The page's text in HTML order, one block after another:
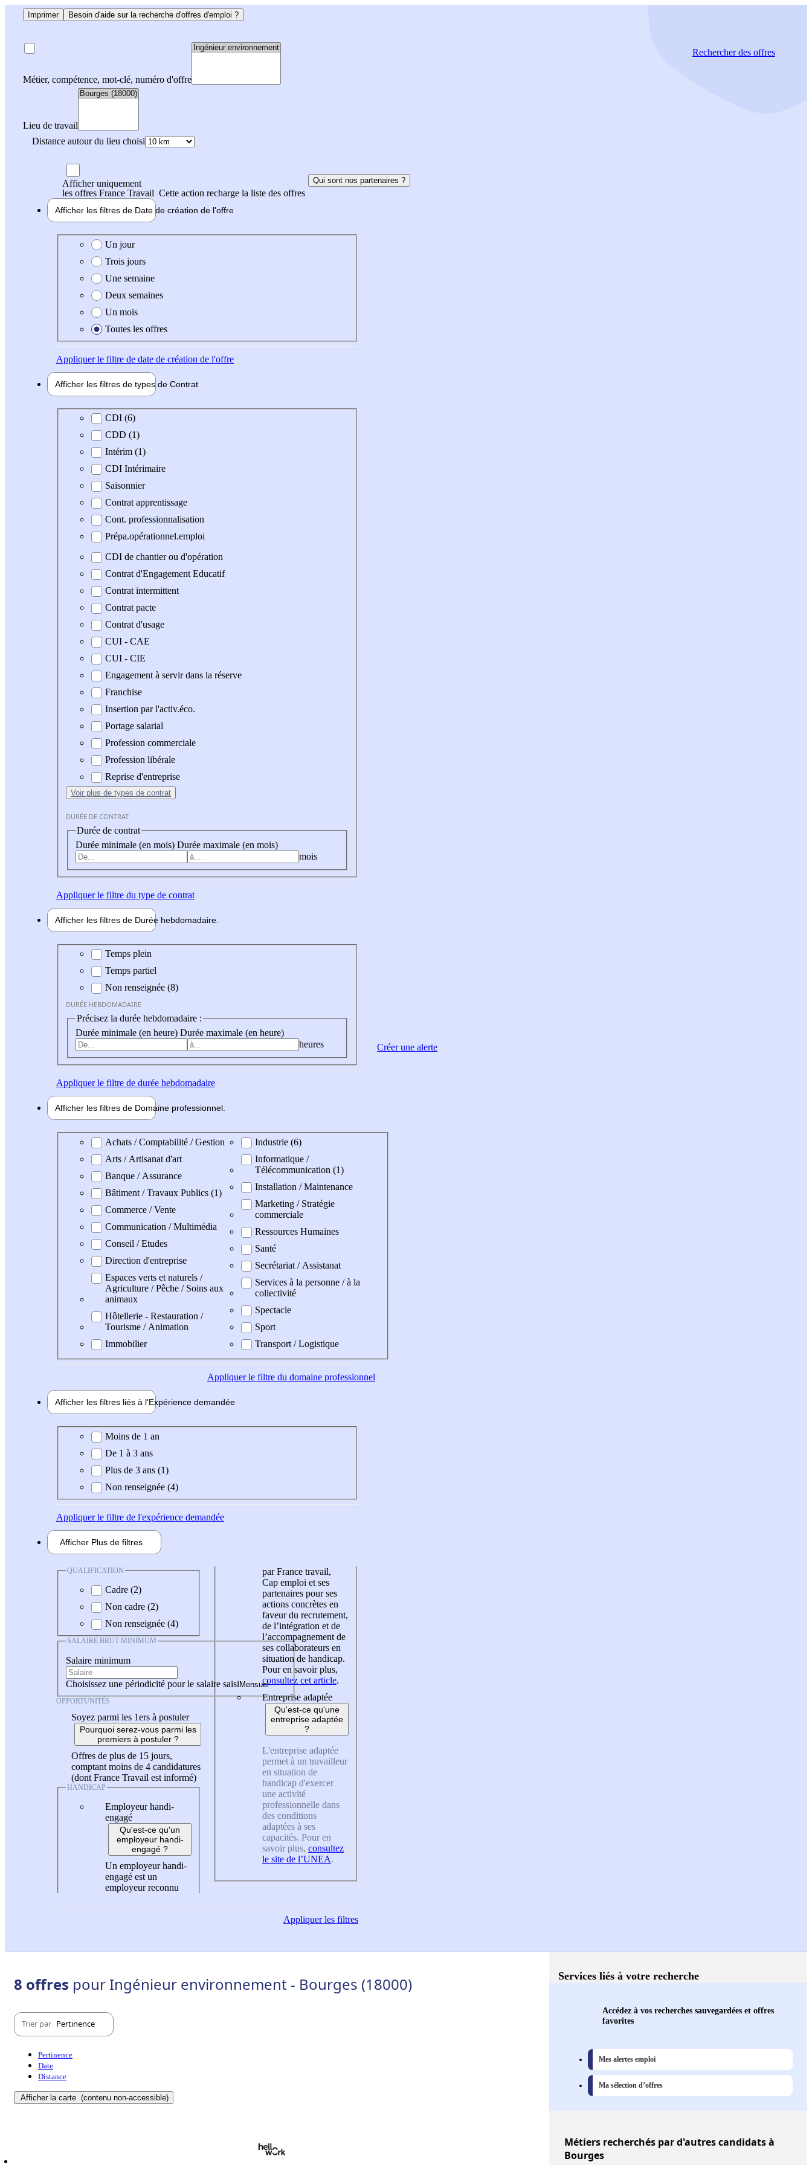
Imprimer Besoin d'aide sur la recherche d'offres d'emploi ?
Métier, compétence, mot-clé, numéro d'offre
Lieu de travail
Distance autour du lieu choisi
Rechercherdes offres
Afficher uniquement
les offres France Travail Cette action recharge la liste des offres
Qui sont nos partenaires ?
Afficher les filtres de Date de création de l'offre
Date de création de l'offre
Un jour
Trois jours
Une semaine
Deux semaines
Un mois
Toutes les offres
Appliquerle filtre de date de création de l'offre
Afficher les filtres de types de Contrat
Type de contrat
CDI (6)
CDD (1)
Intérim (1)
CDI Intérimaire
Saisonnier
Contrat apprentissage
Cont. professionnalisation
Prépa.opérationnel.emploi
CDI de chantier ou d'opération
Contrat d'Engagement Educatif
Contrat intermittent
Contrat pacte
Contrat d'usage
CUI - CAE
CUI - CIE
Engagement à servir dans la réserve
Franchise
Insertion par l'activ.éco.
Portage salarial
Profession commerciale
Profession libérale
Reprise d'entreprise
Voir plus de types de contrat
DURÉE DE CONTRAT
Durée de contrat
Durée minimale (en mois) Durée maximale (en mois)
mois
Appliquerle filtre du type de contrat
Afficher les filtres de Durée hebdomadaire
Durée hebdomadaire
Temps plein
Temps partiel
Non renseignée (8)
DURÉE HEBDOMADAIRE
Précisez la durée hebdomadaire :
Durée minimale (en heure) Durée maximale (en heure)
heures
Appliquerle filtre de durée hebdomadaire
Afficher les filtres de Domaine professionnel
Domaine professionel
Achats / Comptabilité / Gestion
Arts / Artisanat d'art
Banque / Assurance
Bâtiment / Travaux Publics (1)
Commerce / Vente
Communication / Multimédia
Conseil / Etudes
Direction d'entreprise
Espaces verts et naturels /
Agriculture / Pêche / Soins aux
animaux
Hôtellerie - Restauration /
Tourisme / Animation
Immobilier
Industrie (6)
Informatique /
Télécommunication (1)
Installation / Maintenance
Marketing / Stratégie
commerciale
Ressources Humaines
Santé
Secrétariat / Assistanat
Services à la personne / à la
collectivité
Spectacle
Sport
Transport / Logistique
Appliquerle filtre du domaine professionnel
Afficher les filtres liés à l'Expérience demandée
Expérience demandée
Moins de 1 an
De 1 à 3 ans
Plus de 3 ans (1)
Non renseignée (4)
Appliquerle filtre de l'expérience demandée
Afficher Plus de filtres
QUALIFICATION
Cadre (2)
Non cadre (2)
Non renseignée (4)
SALAIRE BRUT MINIMUM
Salaire minimum
Choisissez une périodicité pour le salaire saisi
OPPORTUNITÉS
Soyez parmi les 1ers à postuler
Pourquoi serez-vous parmi les
premiers à postuler ?
Offres de plus de 15 jours,
comptant moins de 4 candidatures
(dont France Travail est informé)
HANDICAP
Employeur handi-
engagé
Qu'est-ce qu'un
employeur handi-
engagé ?
Un employeur handi-
engagé est un
employeur reconnu
par France travail,
Cap emploi et ses
partenaires pour ses
actions concrètes en
faveur du recrutement,
de l’intégration et de
l’accompagnement de
ses collaborateurs en
situation de handicap.
Pour en savoir plus,
consultez cet article.
Entreprise adaptée
Qu'est-ce qu'une
entreprise adaptée
?
L'entreprise adaptée
permet à un travailleur
en situation de
handicap d'exercer
une activité
professionnelle dans
des conditions
adaptées à ses
capacités. Pour en
savoir plus, consultez
le site de l’UNEA.
Appliquerles filtres
Créer une alerte
8 offres pour Ingénieur environnement - Bourges (18000)
Trier par Pertinence
Pertinence
Date
Distance
Afficher la carte (contenu non-accessible)
Services liés à votre recherche
Accédez à vos recherches sauvegardées et offres
favorites
Mes alertes emploi
Ma sélection d’offres
Métiers recherchés par d'autres candidats à
Bourges